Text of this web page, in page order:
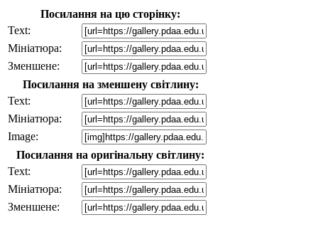
Посилання на цю сторінку:
Text:
Мініатюра:
Зменшене:
Посилання на зменшену світлину:
Text:
Мініатюра:
Image:
Посилання на оригінальну світлину:
Text:
Мініатюра:
Зменшене: